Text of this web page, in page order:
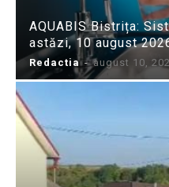
AQUABIS Bistrița:
astăzi, 10 august
Redactia - august 10,